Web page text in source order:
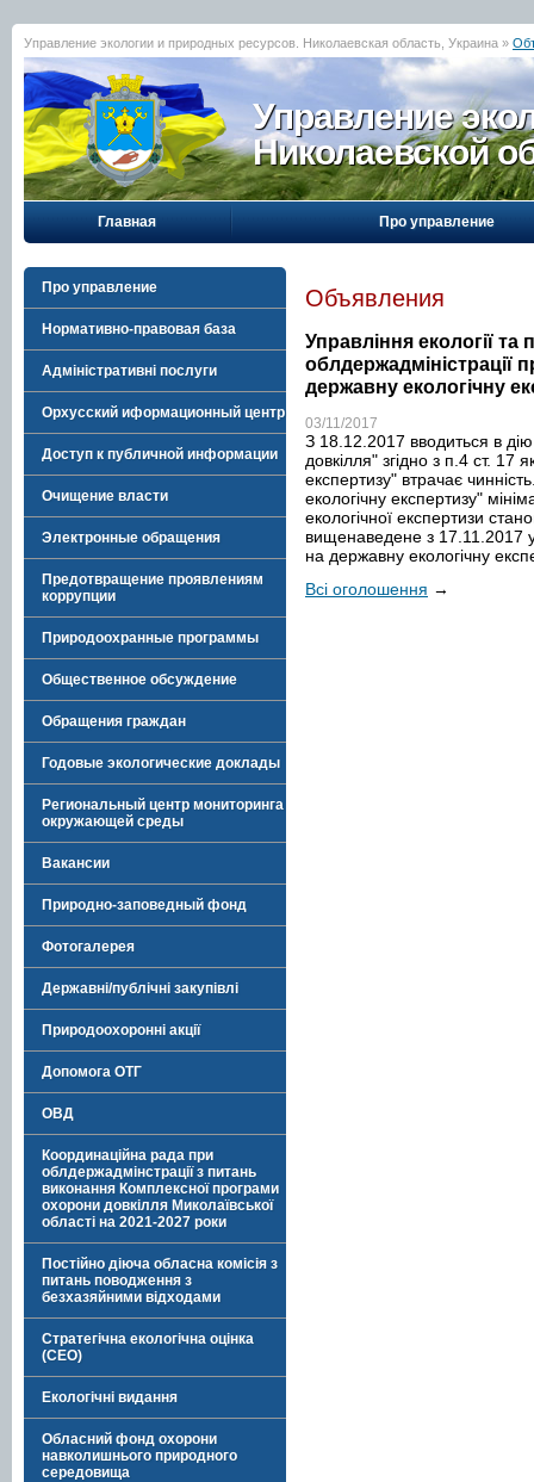
Управление экологии и природных ресурсов. Николаевская область, Украина »
Управление
Николаевской
Главная Про управление
Про управление
Нормативно-правовая база
Адміністративні послуги
Орхусский иформационный центр
Доступ к публичной информации
Очищение власти
Электронные обращения
Предотвращение проявлениям
коррупции
Природоохранные программы
Общественное обсуждение
Обращения граждан
Годовые экологические доклады
Региональный центр мониторинга
окружающей среды
Вакансии
Природно-заповедный фонд
Фотогалерея
Державні/публічні закупівлі
Природоохоронні акції
Допомога ОТГ
ОВД
Координаційна рада при
облдержадмінстрації з питань
виконання Комплексної програми
охорони довкілля Миколаївської
області на 2021-2027 роки
Постійно діюча обласна комісія з
питань поводження з
безхазяйними відходами
Стратегічна екологічна оцінка
(СЕО)
Екологічні видання
Обласний фонд охорони
навколишнього природного
середовища
Объявления
Управління екології
облдержадміністрації
державну екологічну
03/11/2017
З 18.12.2017 вводиться в
довкілля" згідно з п.4 ст. 17
експертизу" втрачає
екологічну експертизу"
екологічної експертизи
вищенаведене з 17.11.2017
на державну екологічну
Всі оголошення →